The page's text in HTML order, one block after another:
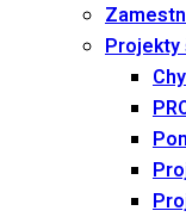
Projekty